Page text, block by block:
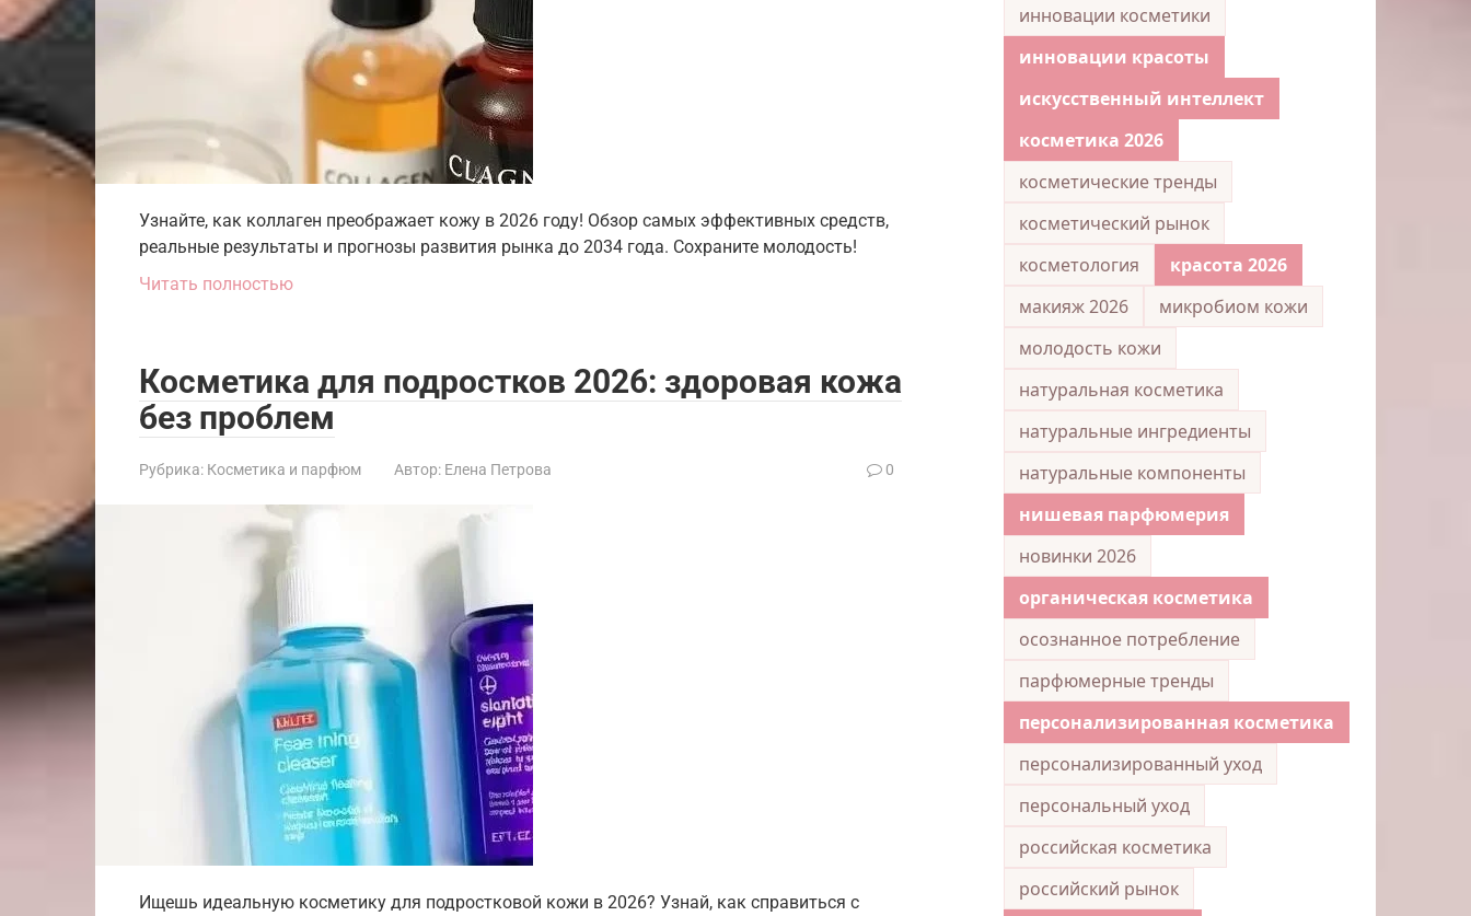
Узнайте, как коллаген преображает кожу в 2026 году! Обзор самых эффективных средств,
реальные результаты и прогнозы развития рынка до 2034 года. Сохраните молодость!
Читать полностью
Косметика для подростков 2026: здоровая кожа
без проблем
Рубрика: Косметика и парфюм Автор: Елена Петрова 0
Ищешь идеальную косметику для подростковой кожи в 2026? Узнай, как справиться с
инновации косметики
инновации красоты
искусственный интеллект
косметика 2026
косметические тренды
косметический рынок
косметология
красота 2026
макияж 2026
микробиом кожи
молодость кожи
натуральная косметика
натуральные ингредиенты
натуральные компоненты
нишевая парфюмерия
новинки 2026
органическая косметика
осознанное потребление
парфюмерные тренды
персонализированная косметика
персонализированный уход
персональный уход
российская косметика
российский рынок